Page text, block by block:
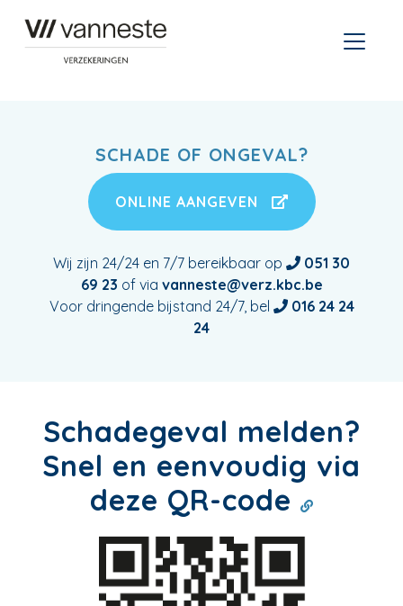
SCHADE OF ONGEVAL?
ONLINE AANGEVEN
Wij zijn 24/24 en 7/7 bereikbaar op
051 30
69 23 of via vanneste@verz.kbc.be
Voor dringende bijstand 24/7, bel
016 24 24
24
Schadegeval melden?
Snel en eenvoudig via
deze QR-code